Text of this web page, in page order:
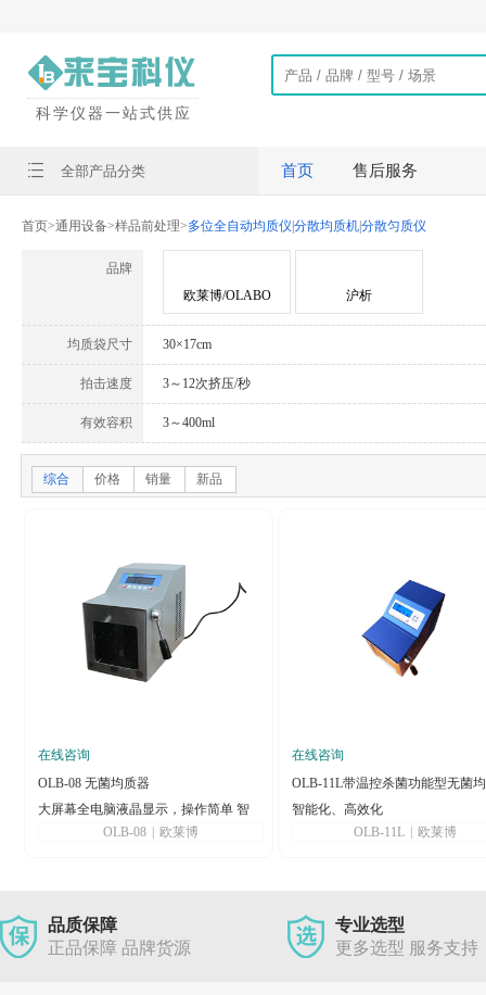
科学仪器一站式供应
全部产品分类 首页 售后服务
首页>通用设备>样品前处理>多位全自动均质仪 分散均质机分散匀质仪
品牌
欧莱博/OLABO
沪析
均质袋尺寸 30×17cm
拍击速度 3～12次挤压/秒
有效容积 3～400ml
综合 价格 销量 新品
在线咨询
OLB-08 无菌均质器
大屏幕全电脑液晶显示，操作简单 智
能化程序控制OLB-08 欧莱博
在线咨询
OLB-11L带温控杀菌功能型无菌
智能化、高效化
OLB-11L
欧莱博
品质保障
正品保障 品牌货源
专业选型
更多选型 服务支持